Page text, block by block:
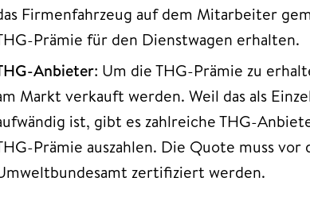
Firmenfahrzeug auf dem Mitarbeiter
Prämie für den Dienstwagen erhalten.
Anbieter: Um die THG-Prämie zu
Markt verkauft werden. Weil das als
ist, gibt es zahlreiche THG-
Prämie auszahlen. Die Quote muss
zertifiziert werden.